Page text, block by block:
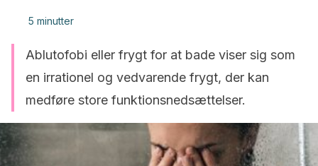
5 minutter
Ablutofobi eller frygt for at bade viser sig som
en irrationel og vedvarende frygt, der kan
medføre store funktionsnedsættelser.